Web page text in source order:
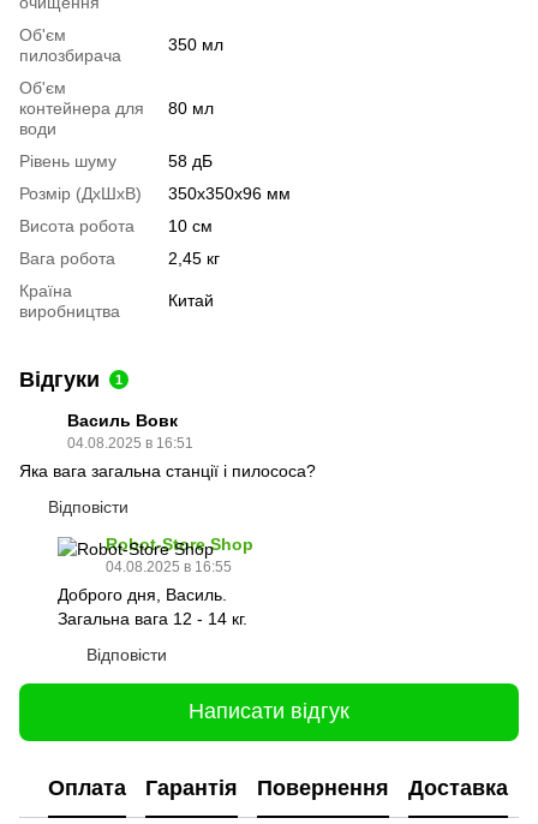
Об'єм
пилозбирача
350 мл
Об'єм
контейнера для
води
80 мл
Рівень шуму
58 дБ
Розмір (ДхШхВ)
350х350х96 мм
Висота робота
10 см
Вага робота
2,45 кг
Країна
виробництва
Китай
Відгуки 1
Василь Вовк
04.08.2025 в 16:51
Яка вага загальна станції і пилососа?
Відповісти
Robot-Store Shop
04.08.2025 в 16:55
Доброго дня, Василь.
Загальна вага 12 - 14 кг.
Відповісти
Написати відгук
Оплата Гарантія Повернення Доставка